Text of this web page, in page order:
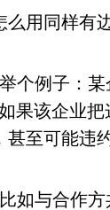
用同样有
个例子：
果该企业
至可能违约
如与合作